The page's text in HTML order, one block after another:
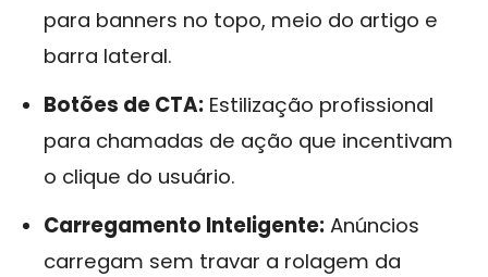
para banners no topo, meio do artigo e
barra lateral.
Botões de CTA: Estilização profissional
para chamadas de ação que incentivam
o clique do usuário.
Carregamento Inteligente: Anúncios
carregam sem travar a rolagem da